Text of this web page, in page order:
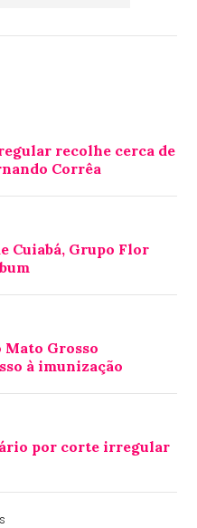
recolhe cerca de
Corrêa
Cuiabá, Grupo Flor
Grosso
à imunização
por corte irregular